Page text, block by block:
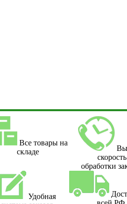
Все товары на
складе
скорость
обработки
Удобная